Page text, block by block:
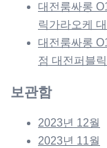
대전룸싸롱
릭가라오케
대전룸싸롱
점 대전퍼블
보관함
2023년 12월
2023년 11월